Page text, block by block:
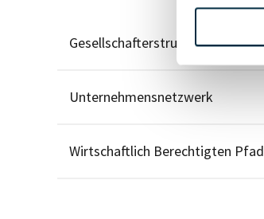
Gesellschafterstruktur
Unternehmensnetzwerk
Wirtschaftlich Berechtigten Pfad